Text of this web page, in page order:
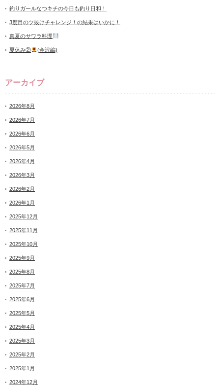
釣りガールなつキチの今日も釣り日和！
3度目のツ抜けチャレンジ！の結果はいかに！
真夏のサワラ料理
夏休み② (金沢編)
アーカイブ
2026年8月
2026年7月
2026年6月
2026年5月
2026年4月
2026年3月
2026年2月
2026年1月
2025年12月
2025年11月
2025年10月
2025年9月
2025年8月
2025年7月
2025年6月
2025年5月
2025年4月
2025年3月
2025年2月
2025年1月
2024年12月